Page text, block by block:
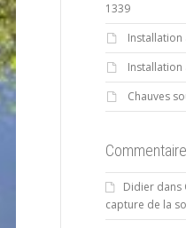
1339
Installation
Installation
Chauves
Didierdans
capture de la